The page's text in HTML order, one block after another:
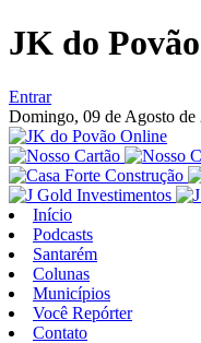
JK do
Entrar
Domingo, 09 de Agosto de
Início
Podcasts
Santarém
Colunas
Municípios
Você Repórter
Contato